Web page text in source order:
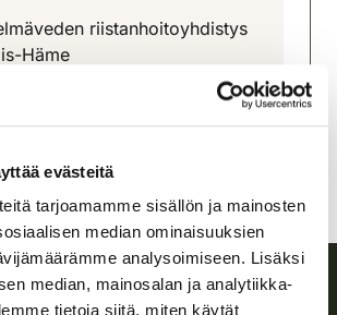
evästeitä
tarjoamamme sisällön ja mainosten
median ominaisuuksien
analysoimiseen. Lisäksi
median, mainosalan ja analytiikka-
tietoja siitä, miten käytät
riistanhoitoyhdistys
Häme